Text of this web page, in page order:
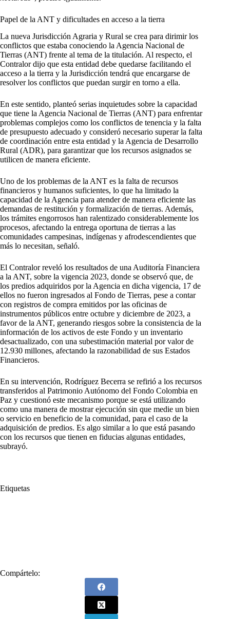
Papel de la ANT y dificultades en acceso a la tierra
La nueva Jurisdicción Agraria y Rural se crea para dirimir los
conflictos que estaba conociendo la Agencia Nacional de
Tierras (ANT) frente al tema de la titulación. Al respecto, el
Contralor dijo que esta entidad debe quedarse facilitando el
acceso a la tierra y la Jurisdicción tendrá que encargarse de
resolver los conflictos que puedan surgir en torno a ella.
En este sentido, planteó serias inquietudes sobre la capacidad
que tiene la Agencia Nacional de Tierras (ANT) para enfrentar
problemas complejos como los conflictos de tenencia y la falta
de presupuesto adecuado y consideró necesario superar la falta
de coordinación entre esta entidad y la Agencia de Desarrollo
Rural (ADR), para garantizar que los recursos asignados se
utilicen de manera eficiente.
Uno de los problemas de la ANT es la falta de recursos
financieros y humanos suficientes, lo que ha limitado la
capacidad de la Agencia para atender de manera eficiente las
demandas de restitución y formalización de tierras. Además,
los trámites engorrosos han ralentizado considerablemente los
procesos, afectando la entrega oportuna de tierras a las
comunidades campesinas, indígenas y afrodescendientes que
más lo necesitan, señaló.
El Contralor reveló los resultados de una Auditoría Financiera
a la ANT, sobre la vigencia 2023, donde se observó que, de
los predios adquiridos por la Agencia en dicha vigencia, 17 de
ellos no fueron ingresados al Fondo de Tierras, pese a contar
con registros de compra emitidos por las oficinas de
instrumentos públicos entre octubre y diciembre de 2023, a
favor de la ANT, generando riesgos sobre la consistencia de la
información de los activos de este Fondo y un inventario
desactualizado, con una subestimación material por valor de
12.930 millones, afectando la razonabilidad de sus Estados
Financieros.
En su intervención, Rodríguez Becerra se refirió a los recursos
transferidos al Patrimonio Autónomo del Fondo Colombia en
Paz y cuestionó este mecanismo porque se está utilizando
como una manera de mostrar ejecución sin que medie un bien
o servicio en beneficio de la comunidad, para el caso de la
adquisición de predios. Es algo similar a lo que está pasando
con los recursos que tienen en fiducias algunas entidades,
subrayó.
Etiquetas
Compártelo: